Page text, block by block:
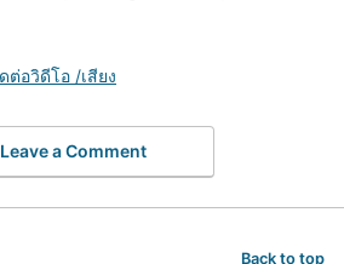
ต่อวิดีโอ /เสียง
Leave a Comment
Back to top